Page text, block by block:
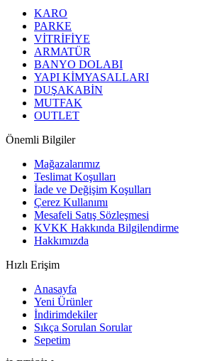
KARO
PARKE
VİTRİFİYE
ARMATÜR
BANYO DOLABI
YAPI KİMYASALLARI
DUŞAKABİN
MUTFAK
OUTLET
Önemli Bilgiler
Mağazalarımız
Teslimat Koşulları
İade ve Değişim Koşulları
Çerez Kullanımı
Mesafeli Satış Sözleşmesi
KVKK Hakkında Bilgilendirme
Hakkımızda
Hızlı Erişim
Anasayfa
Yeni Ürünler
İndirimdekiler
Sıkça Sorulan Sorular
Sepetim